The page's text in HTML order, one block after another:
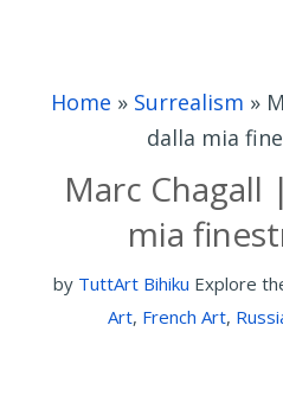
Home » Surrealism »
dalla mia
Marc Chagall
mia
by TuttArt Bihiku Explore
Art, French Art,